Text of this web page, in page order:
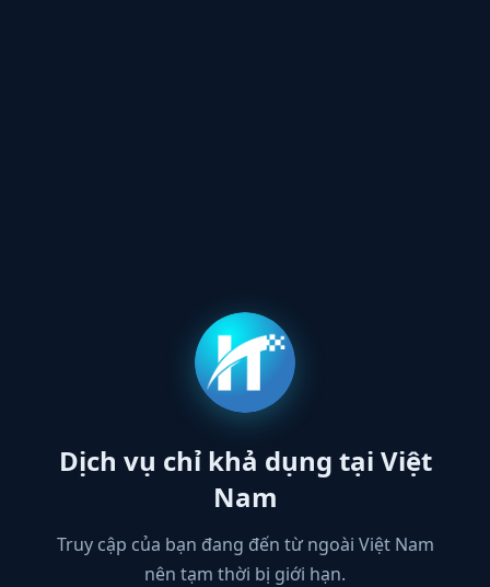
Dịch vụ chỉ khả dụng tại Việt
Nam
Truy cập của bạn đang đến từ ngoài Việt Nam
nên tạm thời bị giới hạn.